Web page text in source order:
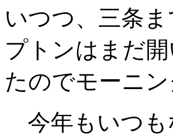
いつつ、三条
プトンはまだ
たのでモーニ
今年もいつも